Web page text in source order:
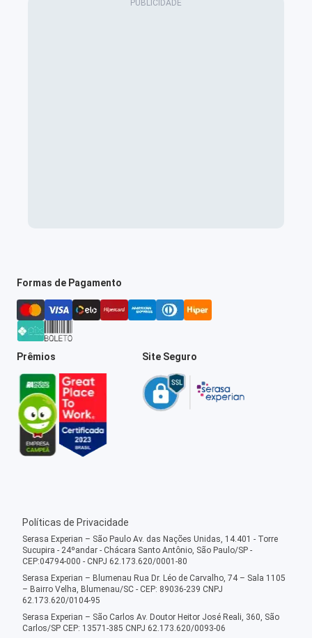
Formas de Pagamento
Prêmios Site Seguro
Políticas de Privacidade
Serasa Experian – São Paulo Av. das Nações Unidas, 14.401 - Torre
Sucupira - 24ºandar - Chácara Santo Antônio, São Paulo/SP -
CEP:04794-000 - CNPJ 62.173.620/0001-80
Serasa Experian – Blumenau Rua Dr. Léo de Carvalho, 74 – Sala 1105
– Bairro Velha, Blumenau/SC - CEP: 89036-239 CNPJ
62.173.620/0104-95
Serasa Experian – São Carlos Av. Doutor Heitor José Reali, 360, São
Carlos/SP CEP: 13571-385 CNPJ 62.173.620/0093-06